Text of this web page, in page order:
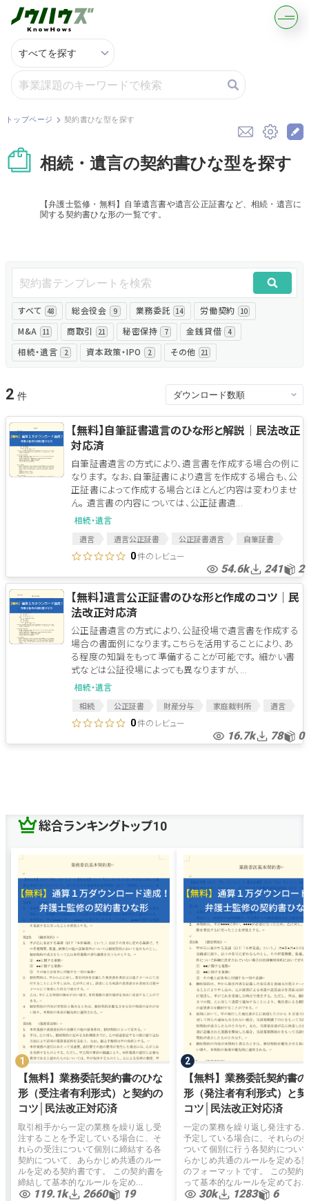
記事・コラムを読む
解決策を募集する
資本政策を無料でお試し
無料でアンケート
新規会員登録
ログイン
トップページ 契約書ひな型を探す
相続・遺言の契約書ひな型を探す
【弁護士監修・無料】自筆遺言書や遺言公正証書など、相続・遺言に
関する契約書ひな形の一覧です。
すべて 48 総会役会 9 業務委託 14 労働契約 10
M&A 11 商取引 21 秘密保持 7 金銭貸借 4
相続・遺言 2 資本政策・IPO 2 その他 21
2
【無料】自筆証書遺言のひな形と解説│民法改正
対応済
自筆証書遺言の方式により、遺言書を作成する場合の例に
なります。 なお、自筆証書により遺言を作成する場合も、公
正証書によって作成する場合とほとんど内容は変わりませ
ん。 遺言書の内容については、公正証書遺...
相続・遺言
遺言 遺言公正証書 公正証書遺言
自筆証書
自筆証書遺言 0件のレビュー
54.6k 241 2
【無料】遺言公正証書のひな形と作成のコツ│民
法改正対応済
公正証書遺言の方式により、公証役場で遺言書を作成する
場合の書面例になります。こちらを活用することにより、あ
る程度の知識をもって準備することが可能です。 細かい書
式などは公証役場によっても異なりますが、...
相続・遺言
相続 公正証書 財産分与 家庭裁判所
遺言
遺言公正証書
相続対策
債務整理
0件のレビュー
16.7k 78 0
総合ランキングトップ10
【無料】業務委託契約書のひな
形（受注者有利形式）と契約の
コツ│民法改正対応済
取引相手から一定の業務を繰り返し受
注することを予定している場合に、そ
れらの受注について個別に締結する各
契約について、あらかじめ共通のルー
ルを定める契約書です。 この契約書を
締結して基本的なルールを定め...
119.1k 2660 19
【無料】業務委託契約書
形（発注者有利形式）と
コツ│民法改正対応済
一定の業務を繰り返し発注する
予定している場合に、それらの
ついて個別に行う各契約につい
らかじめ共通のルールを定める
のフォーマットです。 この契約
って基本的なルールを定めてお...
30k 1283 6